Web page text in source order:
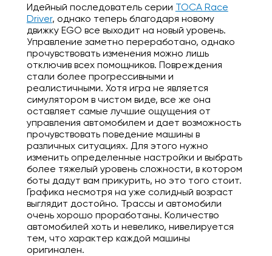
Идейный последователь серии TOCA Race
Driver, однако теперь благодаря новому
движку EGO все выходит на новый уровень.
Управление заметно переработано, однако
прочувствовать изменения можно лишь
отключив всех помощников. Повреждения
стали более прогрессивными и
реалистичными. Хотя игра не является
симулятором в чистом виде, все же она
оставляет самые лучшие ощущения от
управления автомобилем и дает возможность
прочувствовать поведение машины в
различных ситуациях. Для этого нужно
изменить определенные настройки и выбрать
более тяжелый уровень сложности, в котором
боты дадут вам прикурить, но это того стоит.
Графика несмотря на уже солидный возраст
выглядит достойно. Трассы и автомобили
очень хорошо проработаны. Количество
автомобилей хоть и невелико, нивелируется
тем, что характер каждой машины
оригинален.